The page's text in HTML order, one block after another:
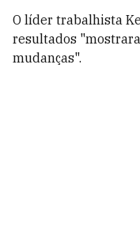
O líder trabalhista
resultados
mudanças".